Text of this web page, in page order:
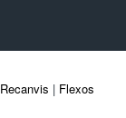
Recanvis | Flexos